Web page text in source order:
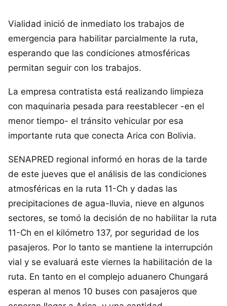
Vialidad inició de inmediato los trabajos de
emergencia para habilitar parcialmente la ruta,
esperando que las condiciones atmosféricas
permitan seguir con los trabajos.
La empresa contratista está realizando limpieza
con maquinaria pesada para reestablecer -en el
menor tiempo- el tránsito vehicular por esa
importante ruta que conecta Arica con Bolivia.
SENAPRED regional informó en horas de la tarde
de este jueves que el análisis de las condiciones
atmosféricas en la ruta 11-Ch y dadas las
precipitaciones de agua-lluvia, nieve en algunos
sectores, se tomó la decisión de no habilitar la ruta
11-Ch en el kilómetro 137, por seguridad de los
pasajeros. Por lo tanto se mantiene la interrupción
vial y se evaluará este viernes la habilitación de la
ruta. En tanto en el complejo aduanero Chungará
esperan al menos 10 buses con pasajeros que